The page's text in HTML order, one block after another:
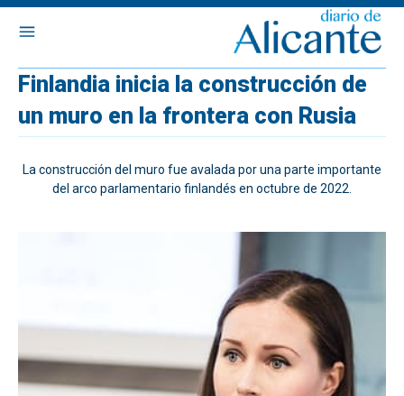
Finlandia inicia la construcción de
un muro en la frontera con Rusia
La construcción del muro fue avalada por una parte importante
del arco parlamentario finlandés en octubre de 2022.